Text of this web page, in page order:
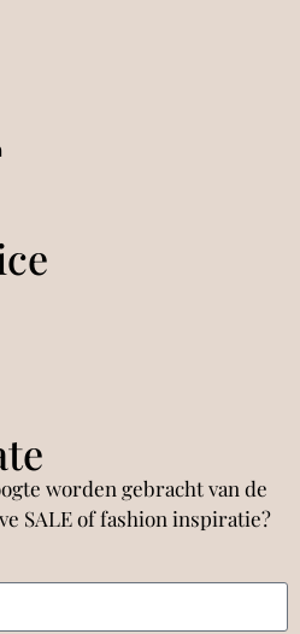
worden gebracht van de
SALE of fashion inspiratie?